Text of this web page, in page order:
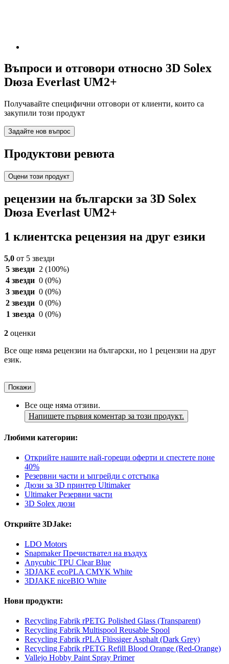
Въпроси и отговори относно 3D Solex
Dюза Everlast UM2+
Получавайте специфични отговори от клиенти, които са
закупили този продукт
Задайте нов въпрос
Продуктови ревюта
Оцени този продукт
рецензии на български за 3D Solex
Dюза Everlast UM2+
1 клиентска рецензия на друг езики
5,0 от 5 звезди
5 звезди 2 (100%)
4 звезди 0 (0%)
3 звезди 0 (0%)
2 звезди 0 (0%)
1 звезда 0 (0%)
2 оценки
Все още няма рецензии на български, но 1 рецензии на друг
език.
Покажи
Все още няма отзиви.
Напишете първия коментар за този продукт.
Любими категории:
Открийте нашите най-горещи оферти и спестете поне
40%
Резервни части и ъпгрейди с отстъпка
Дюзи за 3D принтер Ultimaker
Ultimaker Резервни части
3D Solex дюзи
Открийте 3DJake:
LDO Motors
Snapmaker Пречиствател на въздух
Anycubic TPU Clear Blue
3DJAKE ecoPLA CMYK White
3DJAKE niceBIO White
Нови продукти:
Recycling Fabrik rPETG Polished Glass (Transparent)
Recycling Fabrik Multispool Reusable Spool
Recycling Fabrik rPLA Flüssiger Asphalt (Dark Grey)
Recycling Fabrik rPETG Refill Blood Orange (Red-Orange)
Vallejo Hobby Paint Spray Primer